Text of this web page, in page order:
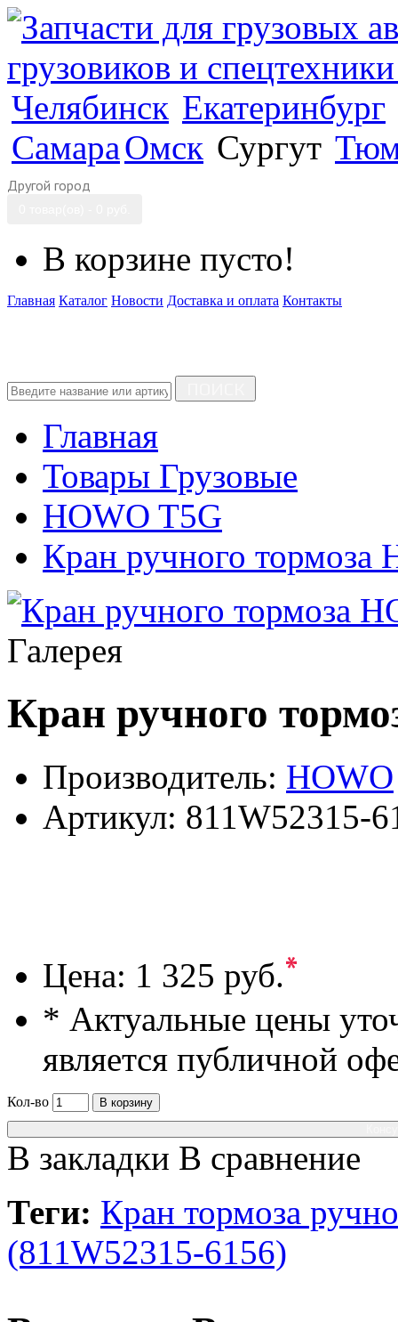
Челябинск Екатеринбург
СамараОмск Сургут
Другой город
В корзине пусто!
Главная Каталог Новости Доставка и оплата Контакты
Главная
Товары Грузовые
HOWO T5G
Кран ручного тормоза
Галерея
Кран ручного
Производитель: HOWO
Артикул: 811W52315-
Цена: 1 325 руб.*
* Актуальные цены
является публичной
Кол-во
В корзину
В закладки В сравнение
Теги: Кран тормоза
(811W52315-6156)